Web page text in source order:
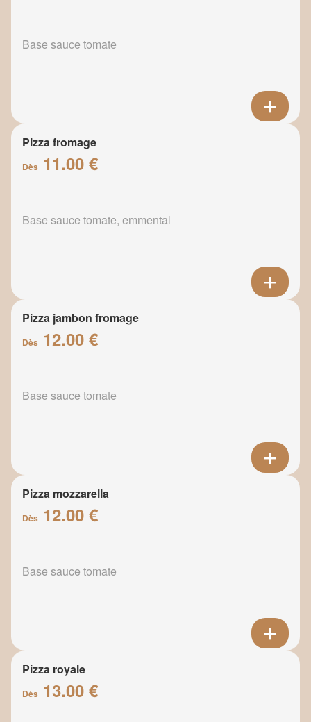
Base sauce tomate
Pizza fromage
Dès 11.00 €
Base sauce tomate, emmental
Pizza jambon fromage
Dès 12.00 €
Base sauce tomate
Pizza mozzarella
Dès 12.00 €
Base sauce tomate
Pizza royale
Dès 13.00 €